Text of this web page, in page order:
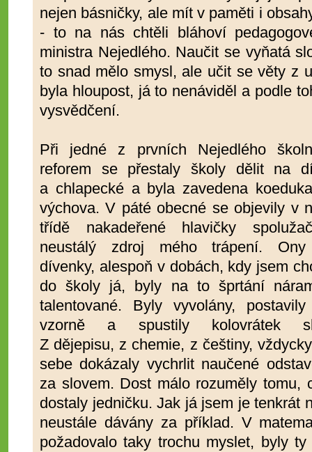
nejen básničky, ale mít v paměti i
- to na nás chtěli bláhoví
ministra Nejedlého. Naučit se vyňatá
to snad mělo smysl, ale učit se věty z
byla hloupost, já to nenáviděl a podle
vysvědčení.
Při jedné z prvních Nejedlého
reforem se přestaly školy dělit na
a chlapecké a byla zavedena
výchova. V páté obecné se objevily v
třídě nakadeřené hlavičky
neustálý zdroj mého trápení.
dívenky, alespoň v dobách, kdy jsem
do školy já, byly na to šprtání
talentované. Byly vyvolány,
vzorně a spustily kolovrátek
Z dějepisu, z chemie, z češtiny,
sebe dokázaly vychrlit naučené
za slovem. Dost málo rozuměly tomu,
dostaly jedničku. Jak já jsem je tenkrát
neustále dávány za příklad. V
požadovalo taky trochu myslet, byly